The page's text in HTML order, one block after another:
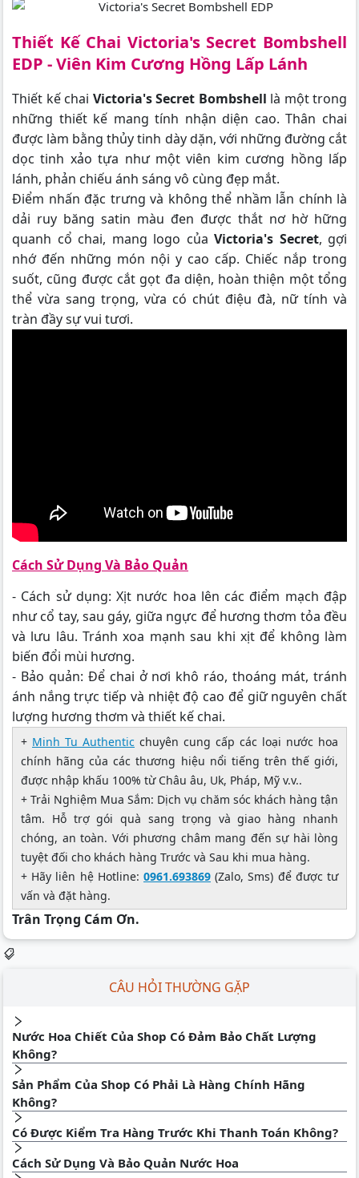
Thiết Kế Chai Victoria's Secret Bombshell
EDP - Viên Kim Cương Hồng Lấp Lánh
Thiết kế chai Victoria's Secret Bombshell là một trong
những thiết kế mang tính nhận diện cao. Thân chai
được làm bằng thủy tinh dày dặn, với những đường cắt
dọc tinh xảo tựa như một viên kim cương hồng lấp
lánh, phản chiếu ánh sáng vô cùng đẹp mắt.
Điểm nhấn đặc trưng và không thể nhầm lẫn chính là
dải ruy băng satin màu đen được thắt nơ hờ hững
quanh cổ chai, mang logo của Victoria's Secret, gợi
nhớ đến những món nội y cao cấp. Chiếc nắp trong
suốt, cũng được cắt gọt đa diện, hoàn thiện một tổng
thể vừa sang trọng, vừa có chút điệu đà, nữ tính và
tràn đầy sự vui tươi.
Cách Sử Dụng Và Bảo Quản
- Cách sử dụng: Xịt nước hoa lên các điểm mạch đập
như cổ tay, sau gáy, giữa ngực để hương thơm tỏa đều
và lưu lâu. Tránh xoa mạnh sau khi xịt để không làm
biến đổi mùi hương.
- Bảo quản: Để chai ở nơi khô ráo, thoáng mát, tránh
ánh nắng trực tiếp và nhiệt độ cao để giữ nguyên chất
lượng hương thơm và thiết kế chai.
+ Minh Tu Authentic chuyên cung cấp các loại nước hoa
chính hãng của các thương hiệu nổi tiếng trên thế giới,
được nhập khấu 100% từ Châu âu, Uk, Pháp, Mỹ v.v..
+ Trải Nghiệm Mua Sắm: Dịch vụ chăm sóc khách hàng tận
tâm. Hỗ trợ gói quà sang trọng và giao hàng nhanh
chóng, an toàn. Với phương châm mang đến sự hài lòng
tuyệt đối cho khách hàng Trước và Sau khi mua hàng.
+ Hãy liên hệ Hotline: 0961.693869 (Zalo, Sms) để được tư
vấn và đặt hàng.
Trân Trọng Cám Ơn.
CÂU HỎI THƯỜNG GẶP
Nước Hoa Chiết Của Shop Có Đảm Bảo Chất Lượng
Không?
Sản Phẩm Của Shop Có Phải Là Hàng Chính Hãng
Không?
Có Được Kiểm Tra Hàng Trước Khi Thanh Toán Không?
Cách Sử Dụng Và Bảo Quản Nước Hoa